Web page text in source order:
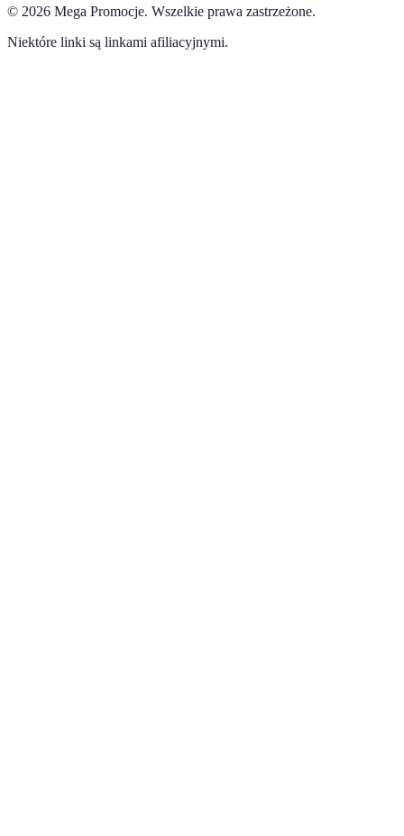
© 2026 Mega Promocje. Wszelkie prawa zastrzeżone.
Niektóre linki są linkami afiliacyjnymi.